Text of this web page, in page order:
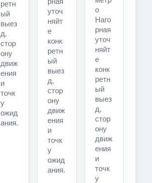
ретн
ый
выез
д,
стор
ону
движ
ения
и
точк
у
ожид
ания.
уточ
няйт
е
конк
ретн
ый
выез
д,
стор
ону
движ
ения
и
точк
у
ожид
ания.
о
Наго
рная
уточ
няйт
е
конк
ретн
ый
выез
д,
стор
ону
движ
ения
и
точк
у